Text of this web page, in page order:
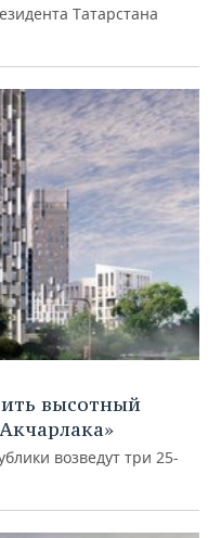
Татарстана
высотный
возведут три 25-